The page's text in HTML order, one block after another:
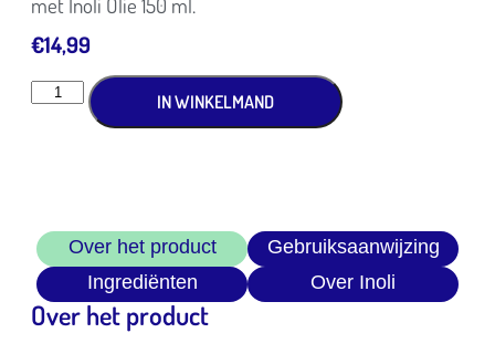
€14,99
IN WINKELMAND
Over het product
Gebruiksaanwijzing
Ingrediënten
Over Inoli
Over het product